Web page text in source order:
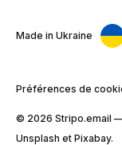
Made in Ukraine
Préférences de
© 2026 Stripо.email
Unsplash et Pixabay.